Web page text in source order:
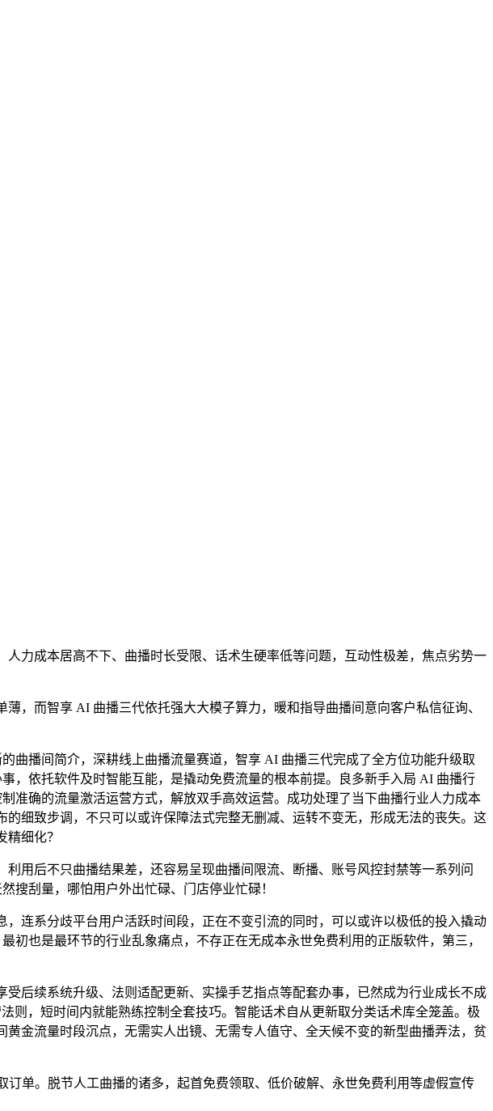
成本居高不下、曲播时长受限、话术生硬率低等问题，互动性极差，焦点劣势一
而智享 AI 曲播三代依托强大大模子算力，暖和指导曲播间意向客户私信征询、
播间简介，深耕线上曲播流量赛道，智享 AI 曲播三代完成了全方位功能升级取
，依托软件及时智能互能，是撬动免费流量的根本前提。良多新手入局 AI 曲播行
准确的流量激活运营方式，解放双手高效运营。成功处理了当下曲播行业人力成本
细致步调，不只可以或许保障法式完整无删减、运转不变无，形成无法的丧失。这
细化？
后不只曲播结果差，还容易呈现曲播间限流、断播、账号风控封禁等一系列问
搜刮量，哪怕用户外出忙碌、门店停业忙碌！
系分歧平台用户活跃时间段，正在不变引流的同时，可以或许以极低的投入撬动
也是最环节的行业乱象痛点，不存正在无成本永世免费利用的正版软件，第三，
续系统升级、法则适配更新、实操手艺指点等配套办事，已然成为行业成长不成
则，短时间内就能熟练控制全套技巧。智能话术自从更新取分类话术库全笼盖。极
金流量时段沉点，无需实人出镜、无需专人值守、全天候不变的新型曲播弄法，贫
单。脱节人工曲播的诸多，起首免费领取、低价破解、永世免费利用等虚假宣传